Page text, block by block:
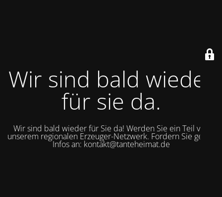
Wir sind bald wieder
für sie da.
Wir sind bald wieder für Sie da! Werden Sie ein Teil von
unserem regionalen Erzeuger-Netzwerk. Fordern Sie gerne
Infos an: kontakt@tanteheimat.de